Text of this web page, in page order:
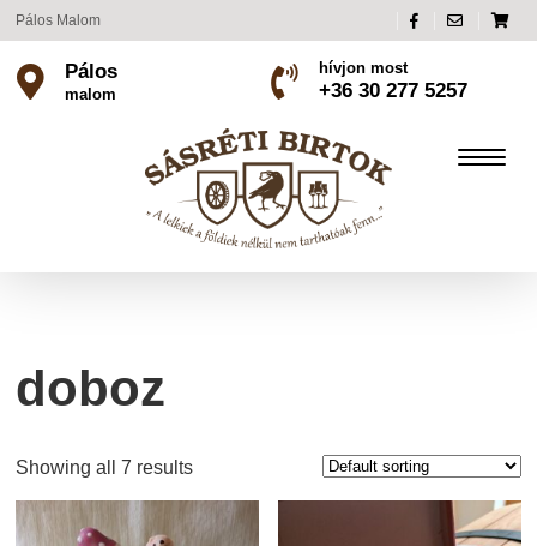
Pálos Malom
Pálos
malom
hívjon most
+36 30 277 5257
doboz
Showing all 7 results